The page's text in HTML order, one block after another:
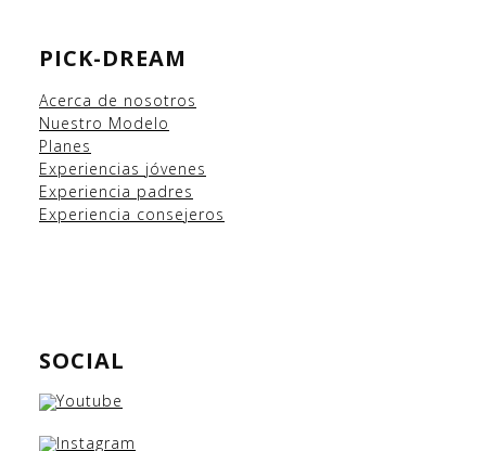
PICK-DREAM
Acerca de nosotros
Nuestro Modelo
Planes
Experiencias jóvenes
Experiencia padres
Experiencia consejeros
SOCIAL